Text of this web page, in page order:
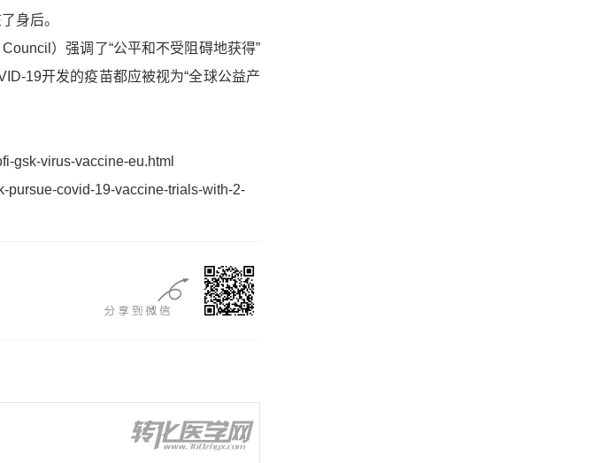
身后。
）强调了“公平和不受阻碍地获得”
19开发的疫苗都应被视为“全球公益产
gsk-virus-vaccine-eu.html
pursue-covid-19-vaccine-trials-with-2-